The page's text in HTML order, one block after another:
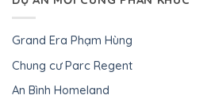
Grand Era Phạm Hùng
Chung cư Parc Regent
An Bình Homeland